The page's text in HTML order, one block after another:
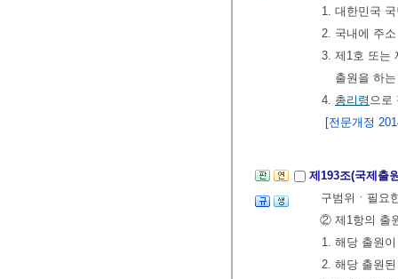
1. 대한민국
2. 국내에 주
3. 제1호 또는
출원을 하
4. 총리령 으로
[전문개정
제193조(국제출
구범위ㆍ필요
② 제1항의 출
1. 해당 출원
2. 해당 출원